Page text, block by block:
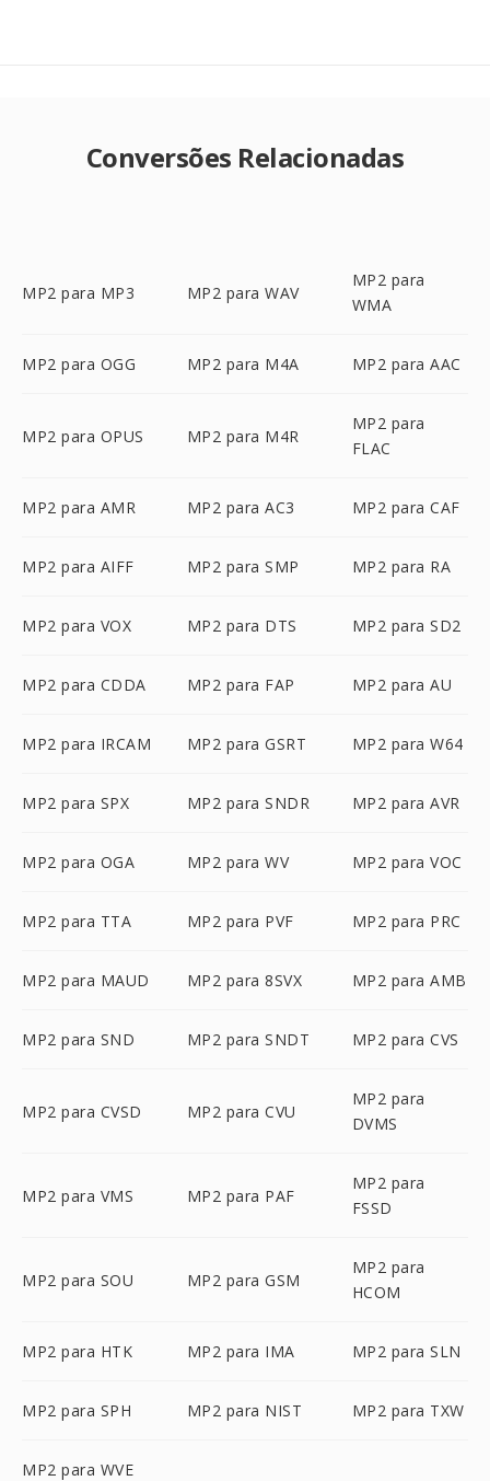
Conversões Relacionadas
MP2 para MP3 MP2 para WAV
MP2 para
WMA
MP2 para OGG MP2 para M4A MP2 para AAC
MP2 para OPUS MP2 para M4R
MP2 para
FLAC
MP2 para AMR MP2 para AC3 MP2 para CAF
MP2 para AIFF MP2 para SMP MP2 para RA
MP2 para VOX MP2 para DTS MP2 para SD2
MP2 para CDDA MP2 para FAP MP2 para AU
MP2 para IRCAM MP2 para GSRT MP2 para W64
MP2 para SPX MP2 para SNDR MP2 para AVR
MP2 para OGA MP2 para WV MP2 para VOC
MP2 para TTA MP2 para PVF MP2 para PRC
MP2 para MAUD MP2 para 8SVX MP2 para AMB
MP2 para SND MP2 para SNDT MP2 para CVS
MP2 para CVSD MP2 para CVU
MP2 para
DVMS
MP2 para VMS MP2 para PAF
MP2 para
FSSD
MP2 para SOU MP2 para GSM
MP2 para
HCOM
MP2 para HTK MP2 para IMA MP2 para SLN
MP2 para SPH MP2 para NIST MP2 para TXW
MP2 para WVE